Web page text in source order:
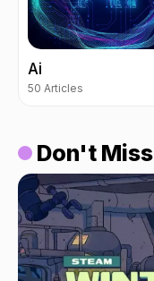
Ai
50 Articles
Don't Miss